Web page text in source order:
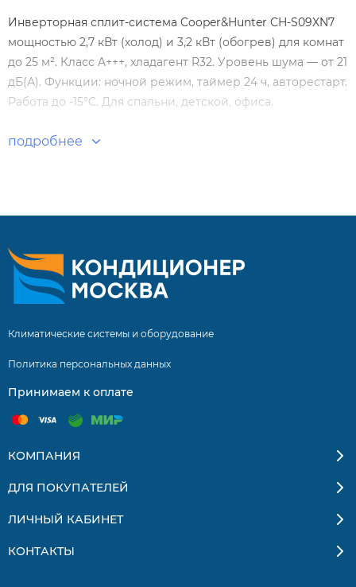
Инверторная сплит-система Cooper&Hunter CH-S09XN7
мощностью 2,7 кВт (холод) и 3,2 кВт (обогрев) для комнат
до 25 м². Класс A+++, хладагент R32. Уровень шума — от 21
дБ(А). Функции: ночной режим, таймер 24 ч, авторестарт.
Работа до -15°C. Для спальни, детской, офиса.
подробнее
Климатические системы и оборудование
Политика персональных данных
Принимаем к оплате
КОМПАНИЯ
ДЛЯ ПОКУПАТЕЛЕЙ
ЛИЧНЫЙ КАБИНЕТ
КОНТАКТЫ